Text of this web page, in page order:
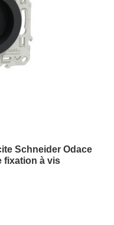
Schneider Odace
fixation à vis